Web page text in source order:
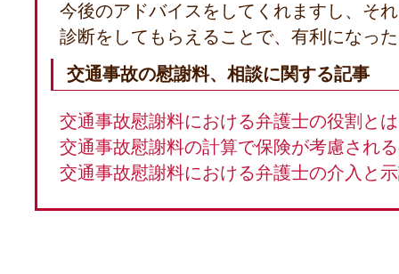
今後のアドバイスをしてくれますし、そ
診断をしてもらえることで、有利になっ
交通事故の慰謝料、相談に関する記事
交通事故慰謝料における弁護士の役割とは
交通事故慰謝料の計算で保険が考慮され
交通事故慰謝料における弁護士の介入と